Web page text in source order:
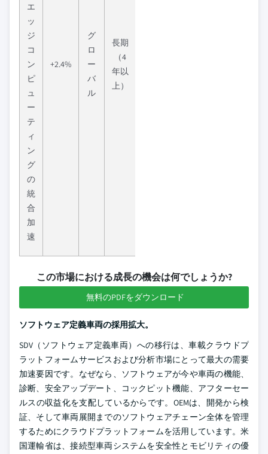
エ
ッ
ジ
コ
ン
ピ
ュ
ー
テ
ィ
ン
グ
の
統
合
加
速
+2.4%
グ
ロ
ー
バ
ル
長期
（4
年以
上）
この市場における成長の機会は何でしょうか?
無料のPDFをダウンロード
ソフトウェア定義車両の採用拡大。
SDV（ソフトウェア定義車両）への移行は、車載クラウドプ
ラットフォームサービスおよび分析市場にとって最大の需要
加速要因です。なぜなら、ソフトウェアが今や車両の機能、
診断、安全アップデート、コックピット機能、アフターセー
ルスの収益化を支配しているからです。OEMは、開発から検
証、そして車両展開までのソフトウェアチェーン全体を管理
するためにクラウドプラットフォームを活用しています。米
国運輸省は、接続型車両システムを安全性とモビリティの優